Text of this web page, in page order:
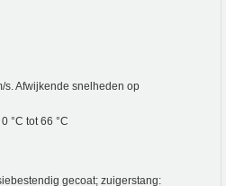
s. Afwijkende snelheden op
0 °C tot 66 °C
gecoat; zuigerstang: